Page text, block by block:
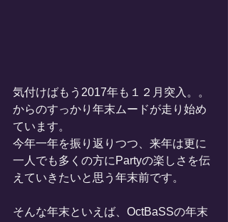
気付けばもう2017年も１２月突入。。
からのすっかり年末ムードが走り始め
ています。
今年一年を振り返りつつ、来年は更に
一人でも多くの方にPartyの楽しさを伝
えていきたいと思う年末前です。
そんな年末といえば、OctBaSSの年末